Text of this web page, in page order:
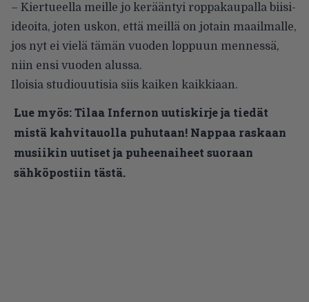
– Kiertueella meille jo kerääntyi roppakaupalla biisi-
ideoita, joten uskon, että meillä on jotain maailmalle,
jos nyt ei vielä tämän vuoden loppuun mennessä,
niin ensi vuoden alussa.
Iloisia studiouutisia siis kaiken kaikkiaan.
Lue myös:Tilaa Infernon uutiskirje ja tiedät
mistä kahvitauolla puhutaan! Nappaa raskaan
musiikin uutiset ja puheenaiheet suoraan
sähköpostiin tästä.